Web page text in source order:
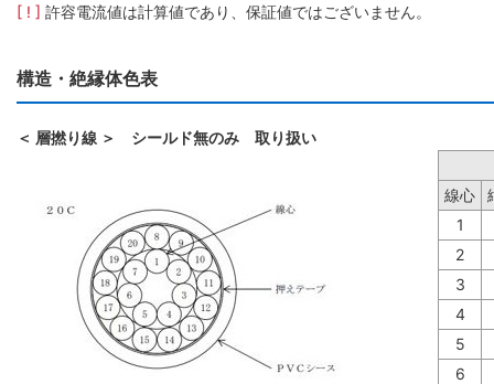
[ ! ] 許容電流値は計算値であり、保証値ではございません。
構造・絶縁体色表
＜ 層撚り線 ＞ シールド無のみ 取り扱い
線心
1
2
3
4
5
6